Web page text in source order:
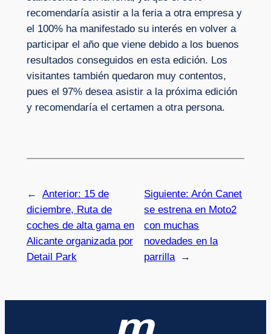
recomendaría asistir a la feria a otra empresa y
el 100% ha manifestado su interés en volver a
participar el año que viene debido a los buenos
resultados conseguidos en esta edición. Los
visitantes también quedaron muy contentos,
pues el 97% desea asistir a la próxima edición
y recomendaría el certamen a otra persona.
← Anterior: 15 de
diciembre, Ruta de
coches de alta gama en
Alicante organizada por
Detail Park
Siguiente:Arón Canet
se estrena en Moto2
con muchas
novedades en la
parrilla
→